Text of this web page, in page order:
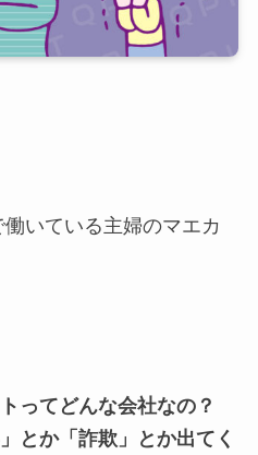
いている主婦のマエカ
ってどんな会社なの？
とか「詐欺」とか出てく